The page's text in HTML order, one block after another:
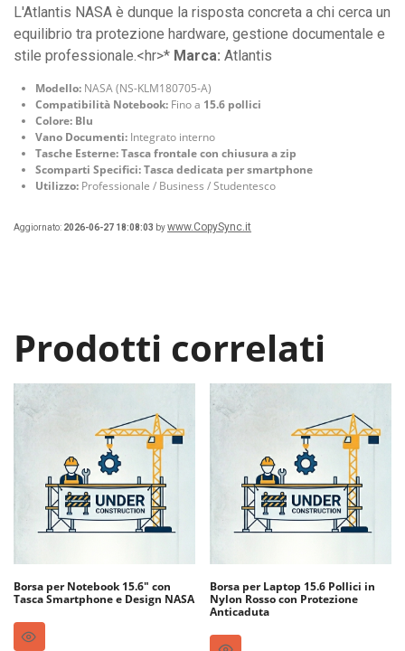
L'Atlantis NASA è dunque la risposta concreta a chi cerca un
equilibrio tra protezione hardware, gestione documentale e
stile professionale.<hr>* Marca: Atlantis
Modello: NASA (NS-KLM180705-A)
Compatibilità Notebook: Fino a 15.6 pollici
Colore: Blu
Vano Documenti: Integrato interno
Tasche Esterne:Tasca frontale con chiusura a zip
Scomparti Specifici:Tasca dedicata per smartphone
Utilizzo: Professionale / Business / Studentesco
Aggiornato: 2026-06-27 18:08:03 bywww.CopySync.it
Prodotti correlati
Borsa per Notebook 15.6″ con
Tasca Smartphone e Design NASA
Borsa per Laptop 15.6 Pollici in
Nylon Rosso con Protezione
Anticaduta